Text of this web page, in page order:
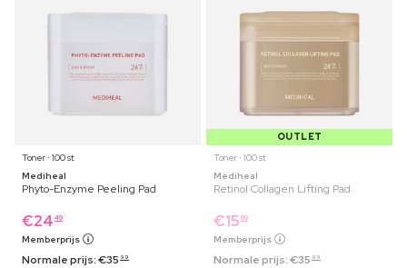
Toner ⋅ 100 st
Mediheal
Phyto-Enzyme Peeling Pad
€24 49
Memberprijs
Normale prijs:€35 99
OUTLET
Toner ⋅ 100 st
Mediheal
Retinol Collagen Lifting Pad
€15 69
Memberprijs
Normale prijs:€35 99